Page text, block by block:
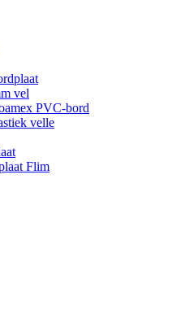
vel
PVC-bord
velle
Flim